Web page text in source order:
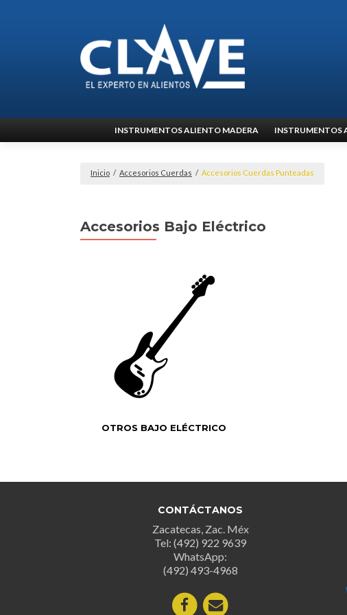
al
INSTRUMENTOS ALIENTO MADERA INSTRUMENTOS
Inicio / Accesorios Cuerdas / Accesorios Cuerdas Punteadas
Accesorios Bajo Eléctrico
OTROS BAJO ELÉCTRICO
CONTÁCTANOS
Zacatecas, Zac. Méx
Tel: (492) 922 9639
WhatsApp:
(492) 493-4968